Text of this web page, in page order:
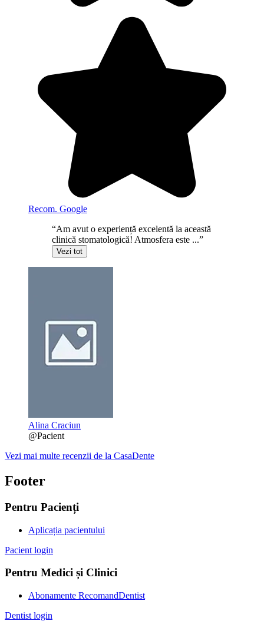
Recom. Google
“Am avut o experiență excelentă la această
clinică stomatologică! Atmosfera este ...”
Vezi tot
Alina Craciun
@Pacient
Vezi mai multe recenzii de la CasaDente
Footer
Pentru Pacienți
Aplicația pacientului
Pacient login
Pentru Medici și Clinici
Abonamente RecomandDentist
Dentist login